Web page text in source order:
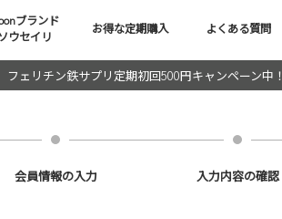
ブランド
ウセイリ
お得な定期購入 よくある質問
フェリチン鉄サプリ定期初回500円キャンペーン中！
会員情報の入力 入力内容の確認